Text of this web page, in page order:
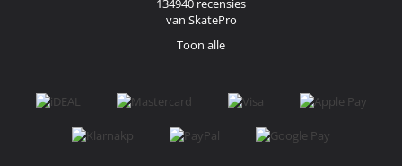
134940 recensies
van SkatePro
Toon alle